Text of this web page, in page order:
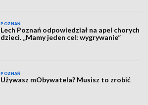
POZNAŃ
Lech Poznań odpowiedział na apel chorych
dzieci. „Mamy jeden cel: wygrywanie”
POZNAŃ
Używasz mObywatela? Musisz to zrobić